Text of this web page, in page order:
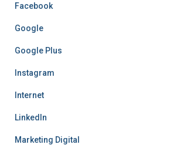
Facebook
Google
Google Plus
Instagram
Internet
LinkedIn
Marketing Digital